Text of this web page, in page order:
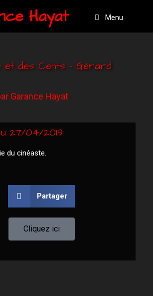
Hayat Menu
et des Cents – Gérard
Garance Hayat
27/04/2019
du cinéaste.
Partager
Cliquez ici